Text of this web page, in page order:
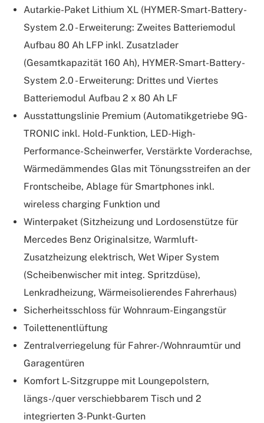
Autarkie-Paket Lithium XL (HYMER-Smart-Battery-
System 2.0 - Erweiterung: Zweites Batteriemodul
Aufbau 80 Ah LFP inkl. Zusatzlader
(Gesamtkapazität 160 Ah), HYMER-Smart-Battery-
System 2.0 - Erweiterung: Drittes und Viertes
Batteriemodul Aufbau 2 x 80 Ah LF
Ausstattungslinie Premium (Automatikgetriebe 9G-
TRONIC inkl. Hold-Funktion, LED-High-
Performance-Scheinwerfer, Verstärkte Vorderachse,
Wärmedämmendes Glas mit Tönungsstreifen an der
Frontscheibe, Ablage für Smartphones inkl.
wireless charging Funktion und
Winterpaket (Sitzheizung und Lordosenstütze für
Mercedes Benz Originalsitze, Warmluft-
Zusatzheizung elektrisch, Wet Wiper System
(Scheibenwischer mit integ. Spritzdüse),
Lenkradheizung, Wärmeisolierendes Fahrerhaus)
Sicherheitsschloss für Wohnraum-Eingangstür
Toilettenentlüftung
Zentralverriegelung für Fahrer-/Wohnraumtür und
Garagentüren
Komfort L-Sitzgruppe mit Loungepolstern,
längs-/quer verschiebbarem Tisch und 2
integrierten 3-Punkt-Gurten